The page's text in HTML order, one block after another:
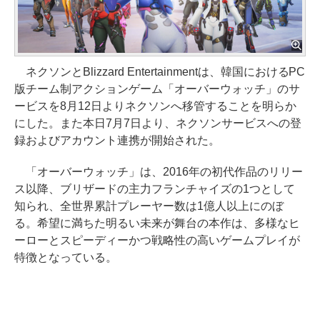
ネクソンとBlizzard Entertainmentは、韓国におけるPC
版チーム制アクションゲーム「オーバーウォッチ」のサ
ービスを8月12日よりネクソンへ移管することを明らか
にした。また本日7月7日より、ネクソンサービスへの登
録およびアカウント連携が開始された。
「オーバーウォッチ」は、2016年の初代作品のリリー
ス以降、ブリザードの主力フランチャイズの1つとして
知られ、全世界累計プレーヤー数は1億人以上にのぼ
る。希望に満ちた明るい未来が舞台の本作は、多様なヒ
ーローとスピーディーかつ戦略性の高いゲームプレイが
特徴となっている。